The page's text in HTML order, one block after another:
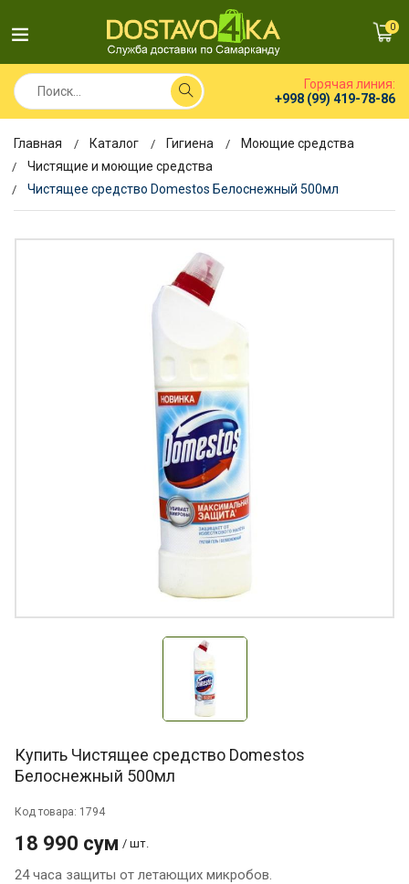
0
Горячая линия:
+998 (99) 419-78-86
Главная Каталог Гигиена
Моющие средства
Чистящие и моющие средства
Чистящее средство Domestos Белоснежный 500мл
Купить Чистящее средство Domestos
Белоснежный 500мл
Код товара: 1794
18 990 сум / шт.
24 часа защиты от летающих микробов.